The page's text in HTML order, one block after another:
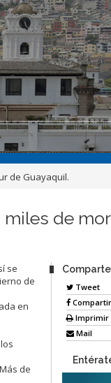
de Guayaquil.
de
se
de
en
de
Tweet
Compartir
Imprimir
Mail